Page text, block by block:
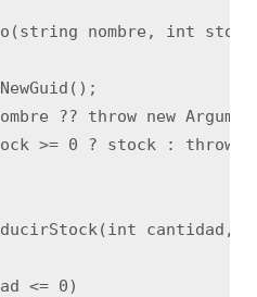
nombre, int
?? throw new
>= 0 ? stock : throw
cantidad,
<= 0)